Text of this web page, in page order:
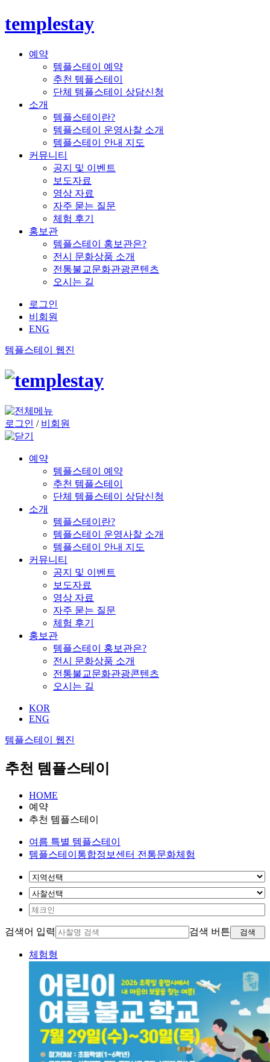
templestay
예약
템플스테이 예약
추천 템플스테이
단체 템플스테이 상담신청
소개
템플스테이란?
템플스테이 운영사찰 소개
템플스테이 안내 지도
커뮤니티
공지 및 이벤트
보도자료
영상 자료
자주 묻는 질문
체험 후기
홍보관
템플스테이 홍보관은?
전시 문화상품 소개
전통불교문화관광콘텐츠
오시는 길
로그인
비회원
ENG
템플스테이 웹진
로그인 / 비회원
예약
템플스테이 예약
추천 템플스테이
단체 템플스테이 상담신청
소개
템플스테이란?
템플스테이 운영사찰 소개
템플스테이 안내 지도
커뮤니티
공지 및 이벤트
보도자료
영상 자료
자주 묻는 질문
체험 후기
홍보관
템플스테이 홍보관은?
전시 문화상품 소개
전통불교문화관광콘텐츠
오시는 길
KOR
ENG
템플스테이 웹진
추천 템플스테이
HOME
예약
추천 템플스테이
여름 특별 템플스테이
템플스테이통합정보센터 전통문화체험
검색어 입력 검색 버튼 검색
체험형